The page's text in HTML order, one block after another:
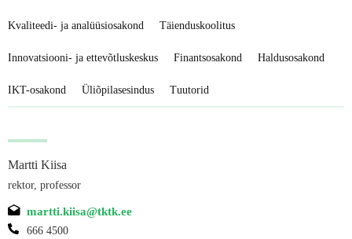
Kvaliteedi- ja analüüsiosakond Täienduskoolitus
Innovatsiooni- ja ettevõtluskeskus Finantsosakond Haldusosakond
IKT-osakond Üliõpilasesindus Tuutorid
Martti Kiisa
rektor, professor
martti.kiisa@tktk.ee
666 4500